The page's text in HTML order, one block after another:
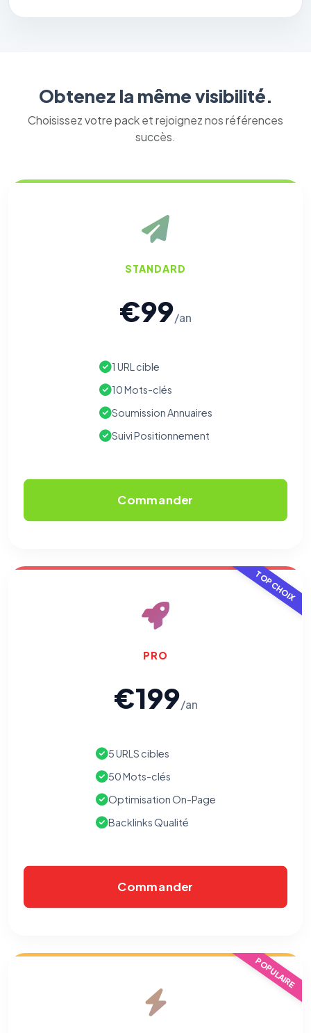
Obtenez la même visibilité.
Choisissez votre pack et rejoignez nos références
succès.
STANDARD
€99/an
1 URL cible
10 Mots-clés
Soumission Annuaires
Suivi Positionnement
Commander
TOP CHOIX
PRO
€199/an
5 URLS cibles
50 Mots-clés
Optimisation On-Page
Backlinks Qualité
Commander
POPULAIRE